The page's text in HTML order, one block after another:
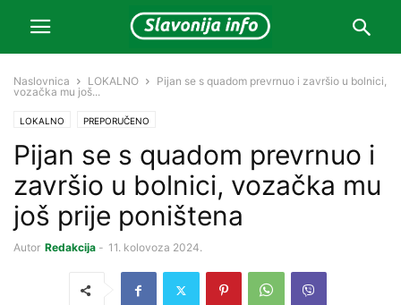
Naslovnica LOKALNO
Pijan se s quadom prevrnuo i završio u bolnici,
vozačka mu još...
LOKALNO PREPORUČENO
Pijan se s quadom prevrnuo i
završio u bolnici, vozačka mu
još prije poništena
Autor Redakcija - 11. kolovoza 2024.